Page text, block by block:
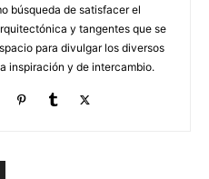
búsqueda de satisfacer el
y tangentes que se
para divulgar los diversos
inspiración y de intercambio.